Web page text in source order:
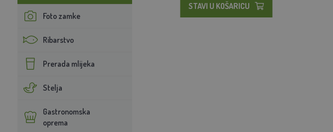
Foto zamke
Ribarstvo
Prerada mlijeka
Stelja
Gastronomska
oprema
STAVI U KOŠARICU